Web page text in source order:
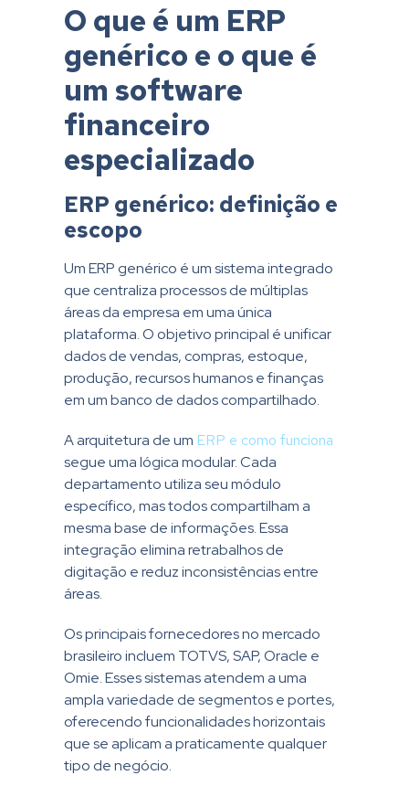
O que é um ERP
genérico e o que é
um software
financeiro
especializado
ERP genérico: definição e
escopo
Um ERP genérico é um sistema integrado
que centraliza processos de múltiplas
áreas da empresa em uma única
plataforma. O objetivo principal é unificar
dados de vendas, compras, estoque,
produção, recursos humanos e finanças
em um banco de dados compartilhado.
A arquitetura de um ERP e como funciona
segue uma lógica modular. Cada
departamento utiliza seu módulo
específico, mas todos compartilham a
mesma base de informações. Essa
integração elimina retrabalhos de
digitação e reduz inconsistências entre
áreas.
Os principais fornecedores no mercado
brasileiro incluem TOTVS, SAP, Oracle e
Omie. Esses sistemas atendem a uma
ampla variedade de segmentos e portes,
oferecendo funcionalidades horizontais
que se aplicam a praticamente qualquer
tipo de negócio.